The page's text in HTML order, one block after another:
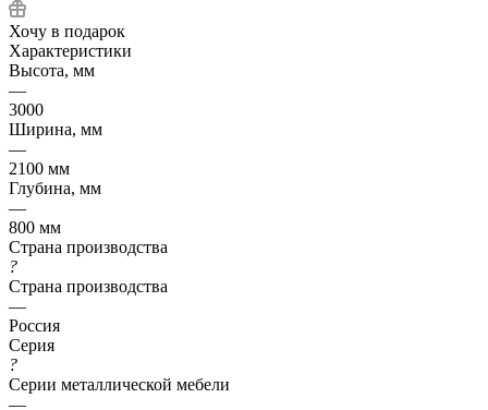
Хочу в подарок
Характеристики
Высота, мм
—
3000
Ширина, мм
—
2100 мм
Глубина, мм
—
800 мм
Страна производства
?
Страна производства
—
Россия
Серия
?
Серии металлической мебели
—